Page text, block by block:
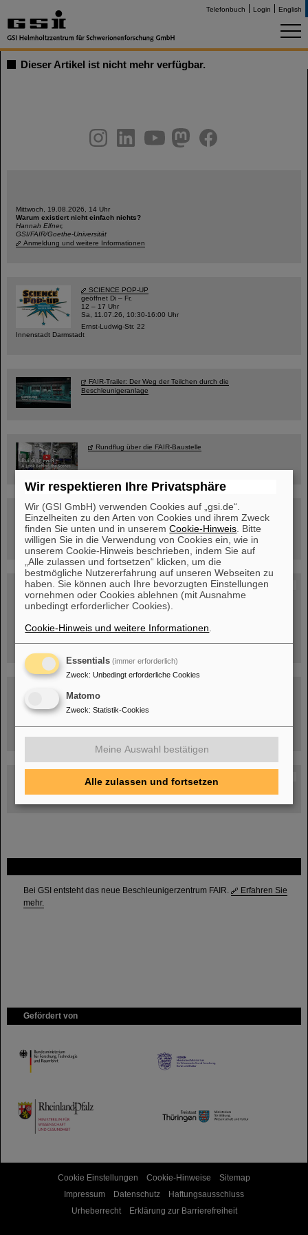
Telefonbuch Login English
Bei GSI entsteht das neue Beschleunigerzentrum FAIR.
Erfahren Sie
mehr.
Gefördert von
HMWK
TMWWDG
Dieser Artikel ist nicht mehr verfügbar.
youtubehelmholtz.socialfacebook
Mittwoch, 19.08.2026, 14 Uhr
Warum existiert nicht einfach nichts?
Hannah Elfner,
GSI/FAIR/Goethe-Universität
Anmeldung und weitere Informationen
SCIENCE POP-UP
geöffnet Di – Fr,
12 – 17 Uhr
Sa, 11.07.26, 10:30-16:00 Uhr
Ernst-Ludwig-Str. 22
Innenstadt Darmstadt
FAIR-Trailer: Der Weg der Teilchen durch die
Beschleunigeranlage
Rundflug über die FAIR-Baustelle
Besichtigung von GSI/FAIR –
jetzt Termin buchen!
Blog Beam On
Menschen ...hinter GSI und FAIR.
GSI-FAIR Kolloquium
Cookie Einstellungen Cookie-Hinweise
Sitemap
Impressum
Datenschutz
Haftungsausschluss
Urheberrecht
Erklärung zur Barrierefreiheit
Wir respektieren Ihre Privatsphäre
Wir (GSI GmbH) verwenden Cookies auf „gsi.de“.
Einzelheiten zu den Arten von Cookies und ihrem Zweck
finden Sie unten und in unseremCookie-Hinweis . Bitte
willigen Sie in die Verwendung von Cookies ein, wie in
unserem Cookie-Hinweis beschrieben, indem Sie auf
„Alle zulassen und fortsetzen“ klicken, um die
bestmögliche Nutzererfahrung auf unseren Webseiten zu
haben. Sie können auch Ihre bevorzugten Einstellungen
vornehmen oder Cookies ablehnen (mit Ausnahme
unbedingt erforderlicher Cookies).
Cookie-Hinweis und weitere Informationen
Essentials (immer erforderlich)
Zweck: Unbedingt erforderliche Cookies
Matomo
Zweck: Statistik-Cookies
Meine Auswahl bestätigen
Alle zulassen und fortsetzen